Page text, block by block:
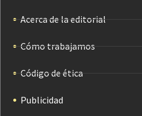
Acerca de la editorial
Cómo trabajamos
Código de ética
Publicidad